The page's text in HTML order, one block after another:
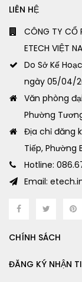
LIÊN HỆ
CÔNG TY CỔ
ETECH VIỆT
Do Sở Kế
ngày 05/04/
Văn phòng
Phường
Địa chỉ đăng
Tiếp, Phường
Hotline:
Email:
CHÍNH SÁCH
ĐĂNG KÝ NHẬN